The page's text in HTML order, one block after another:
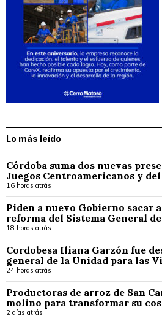
Lo más leído
Córdoba suma dos nuevas
Juegos Centroamericanos y
16 horas atrás
Piden a nuevo Gobierno sacar
reforma del Sistema General
18 horas atrás
Cordobesa Iliana Garzón fue
general de la Unidad para las
24 horas atrás
Productoras de arroz de San
molino para transformar su
2 días atrás